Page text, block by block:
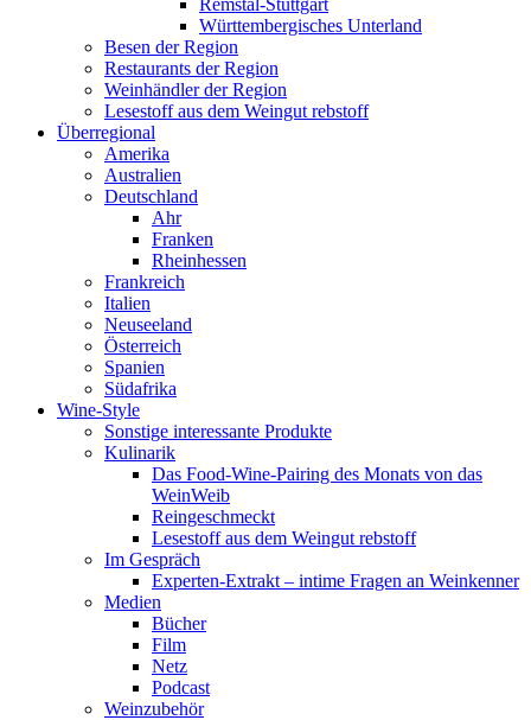
Remstal-Stuttgart
Württembergisches Unterland
Besen der Region
Restaurants der Region
Weinhändler der Region
Lesestoff aus dem Weingut rebstoff
Überregional
Amerika
Australien
Deutschland
Ahr
Franken
Rheinhessen
Frankreich
Italien
Neuseeland
Österreich
Spanien
Südafrika
Wine-Style
Sonstige interessante Produkte
Kulinarik
Das Food-Wine-Pairing des Monats von das
WeinWeib
Reingeschmeckt
Lesestoff aus dem Weingut rebstoff
Im Gespräch
Experten-Extrakt – intime Fragen an Weinkenner
Medien
Bücher
Film
Netz
Podcast
Weinzubehör